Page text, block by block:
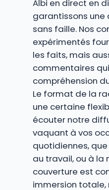
Albi en direct en
garantissons une
sans faille. Nos
expérimentés
les faits, mais
commentaires
compréhension
Le format de la
une certaine
écouter notre
vaquant à vos
quotidiennes,
au travail, ou à la
couverture est
immersion totale,